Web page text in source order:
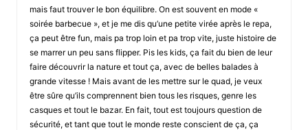
mais faut trouver le bon équilibre. On est souvent en mode «
soirée barbecue », et je me dis qu’une petite virée après le repa,
ça peut être fun, mais pa trop loin et pa trop vite, juste histoire de
se marrer un peu sans flipper. Pis les kids, ça fait du bien de leur
faire découvrir la nature et tout ça, avec de belles balades à
grande vitesse ! Mais avant de les mettre sur le quad, je veux
être sûre qu’ils comprennent bien tous les risques, genre les
casques et tout le bazar. En fait, tout est toujours question de
sécurité, et tant que tout le monde reste conscient de ça, ça